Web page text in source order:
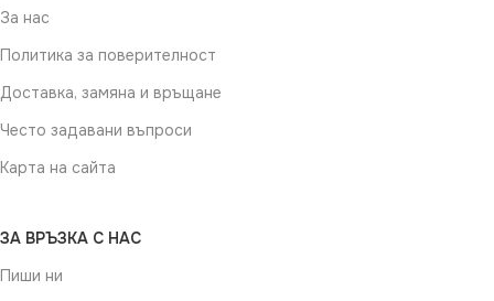
За нас
Политика за поверителност
Доставка, замяна и връщане
Често задавани въпроси
Карта на сайта
ЗА ВРЪЗКА С НАС
Пиши ни